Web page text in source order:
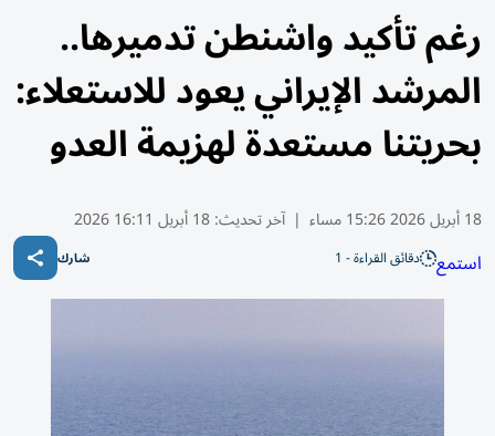
رغم تأكيد واشنطن تدميرها..
المرشد الإيراني يعود للاستعلاء:
بحريتنا مستعدة لهزيمة العدو
18 أبريل 2026 15:26 مساء | آخر تحديث:18 أبريل 16:11 2026
استمع دقائق القراءة - 1 شارك